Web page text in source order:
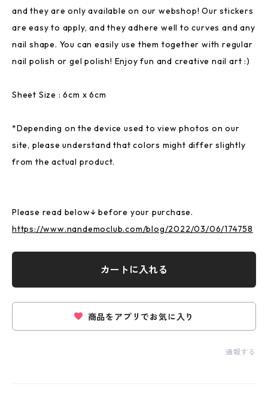
and they are only available on our webshop! Our stickers
are easy to apply, and they adhere well to curves and any
nail shape. You can easily use them together with regular
nail polish or gel polish! Enjoy fun and creative nail art :)
Sheet Size : 6cm x 6cm
*Depending on the device used to view photos on our
site, please understand that colors might differ slightly
from the actual product.
Please read below↓ before your purchase.
https://www.nandemoclub.com/blog/2022/03/06/174758
カートに入れる
商品をアプリでお気に入り
通報する